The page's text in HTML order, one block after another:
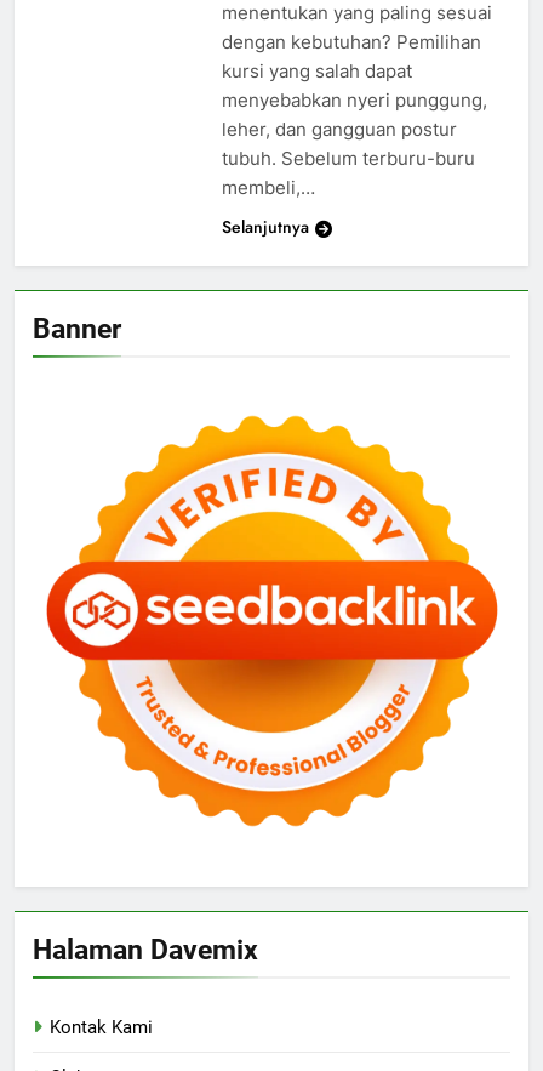
menentukan yang paling sesuai
dengan kebutuhan? Pemilihan
kursi yang salah dapat
menyebabkan nyeri punggung,
leher, dan gangguan postur
tubuh. Sebelum terburu-buru
membeli,…
Selanjutnya
Banner
Halaman Davemix
Kontak Kami